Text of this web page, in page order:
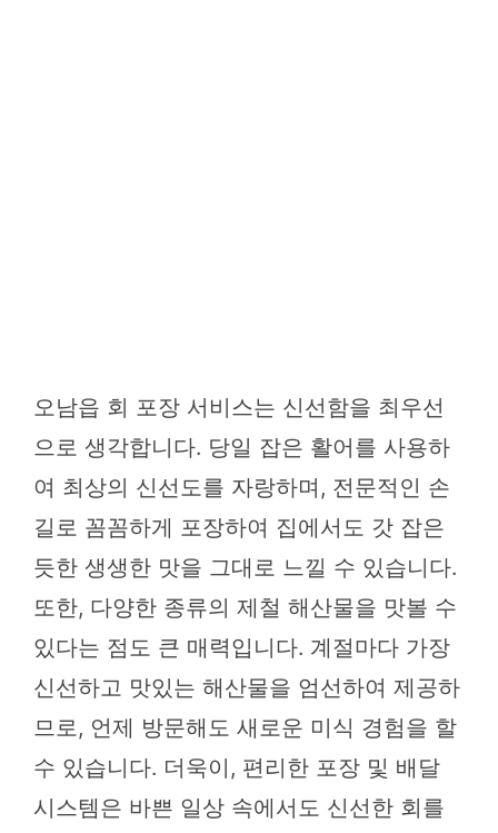
오남읍 회 포장 서비스는 신선함을 최우선
으로 생각합니다. 당일 잡은 활어를 사용하
여 최상의 신선도를 자랑하며, 전문적인 손
길로 꼼꼼하게 포장하여 집에서도 갓 잡은
듯한 생생한 맛을 그대로 느낄 수 있습니다.
또한, 다양한 종류의 제철 해산물을 맛볼 수
있다는 점도 큰 매력입니다. 계절마다 가장
신선하고 맛있는 해산물을 엄선하여 제공하
므로, 언제 방문해도 새로운 미식 경험을 할
수 있습니다. 더욱이, 편리한 포장 및 배달
시스템은 바쁜 일상 속에서도 신선한 회를